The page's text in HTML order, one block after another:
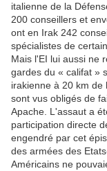
italienne de la
200 conseillers et
ont en Irak 242
spécialistes de
Mais l'EI lui aussi ne
gardes du « califat »
irakienne à 20 km de
sont vus obligés de
Apache. L'assaut a
participation directe
engendré par cet
des armées des
Américains ne